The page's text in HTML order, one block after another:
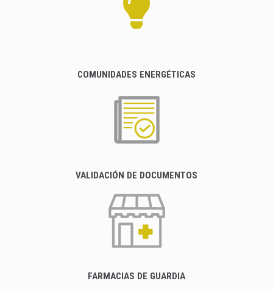
COMUNIDADES ENERGÉTICAS
VALIDACIÓN DE DOCUMENTOS
FARMACIAS DE GUARDIA